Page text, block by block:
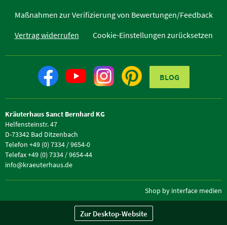
Maßnahmen zur Verifizierung von Bewertungen/Feedback
Vertrag widerrufen
Cookie-Einstellungen zurücksetzen
BLOG
Kräuterhaus Sanct Bernhard KG
Helfensteinstr. 47
D-73342 Bad Ditzenbach
Telefon +49 (0) 7334 / 9654-0
Telefax +49 (0) 7334 / 9654-44
info@kraeuterhaus.de
Shop by interface medien
Zur Desktop-Website